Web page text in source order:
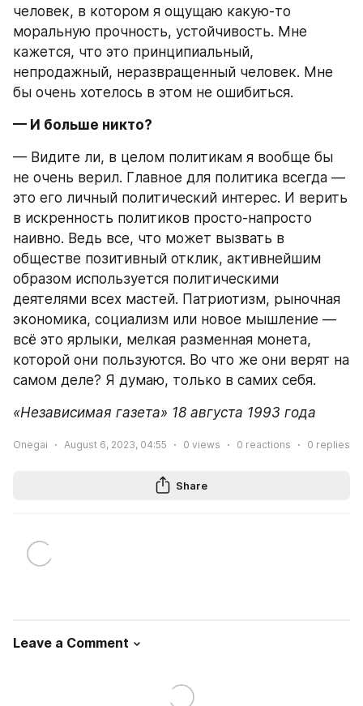
человек, в котором я ощущаю какую-то
моральную прочность, устойчивость. Мне
кажется, что это принципиальный,
непродажный, неразвращенный человек. Мне
бы очень хотелось в этом не ошибиться.
— И больше никто?
— Видите ли, в целом политикам я вообще бы
не очень верил. Главное для политика всегда —
это его личный политический интерес. И верить
в искренность политиков просто-напросто
наивно. Ведь все, что может вызвать в
обществе позитивный отклик, активнейшим
образом используется политическими
деятелями всех мастей. Патриотизм, рыночная
экономика, социализм или новое мышление —
всё это ярлыки, мелкая разменная монета,
которой они пользуются. Во что же они верят на
самом деле? Я думаю, только в самих себя.
«Независимая газета» 18 августа 1993 года
Onegai August 6, 2023, 04:55 0 views 0 reactions 0 replies
Share
Leave a Comment